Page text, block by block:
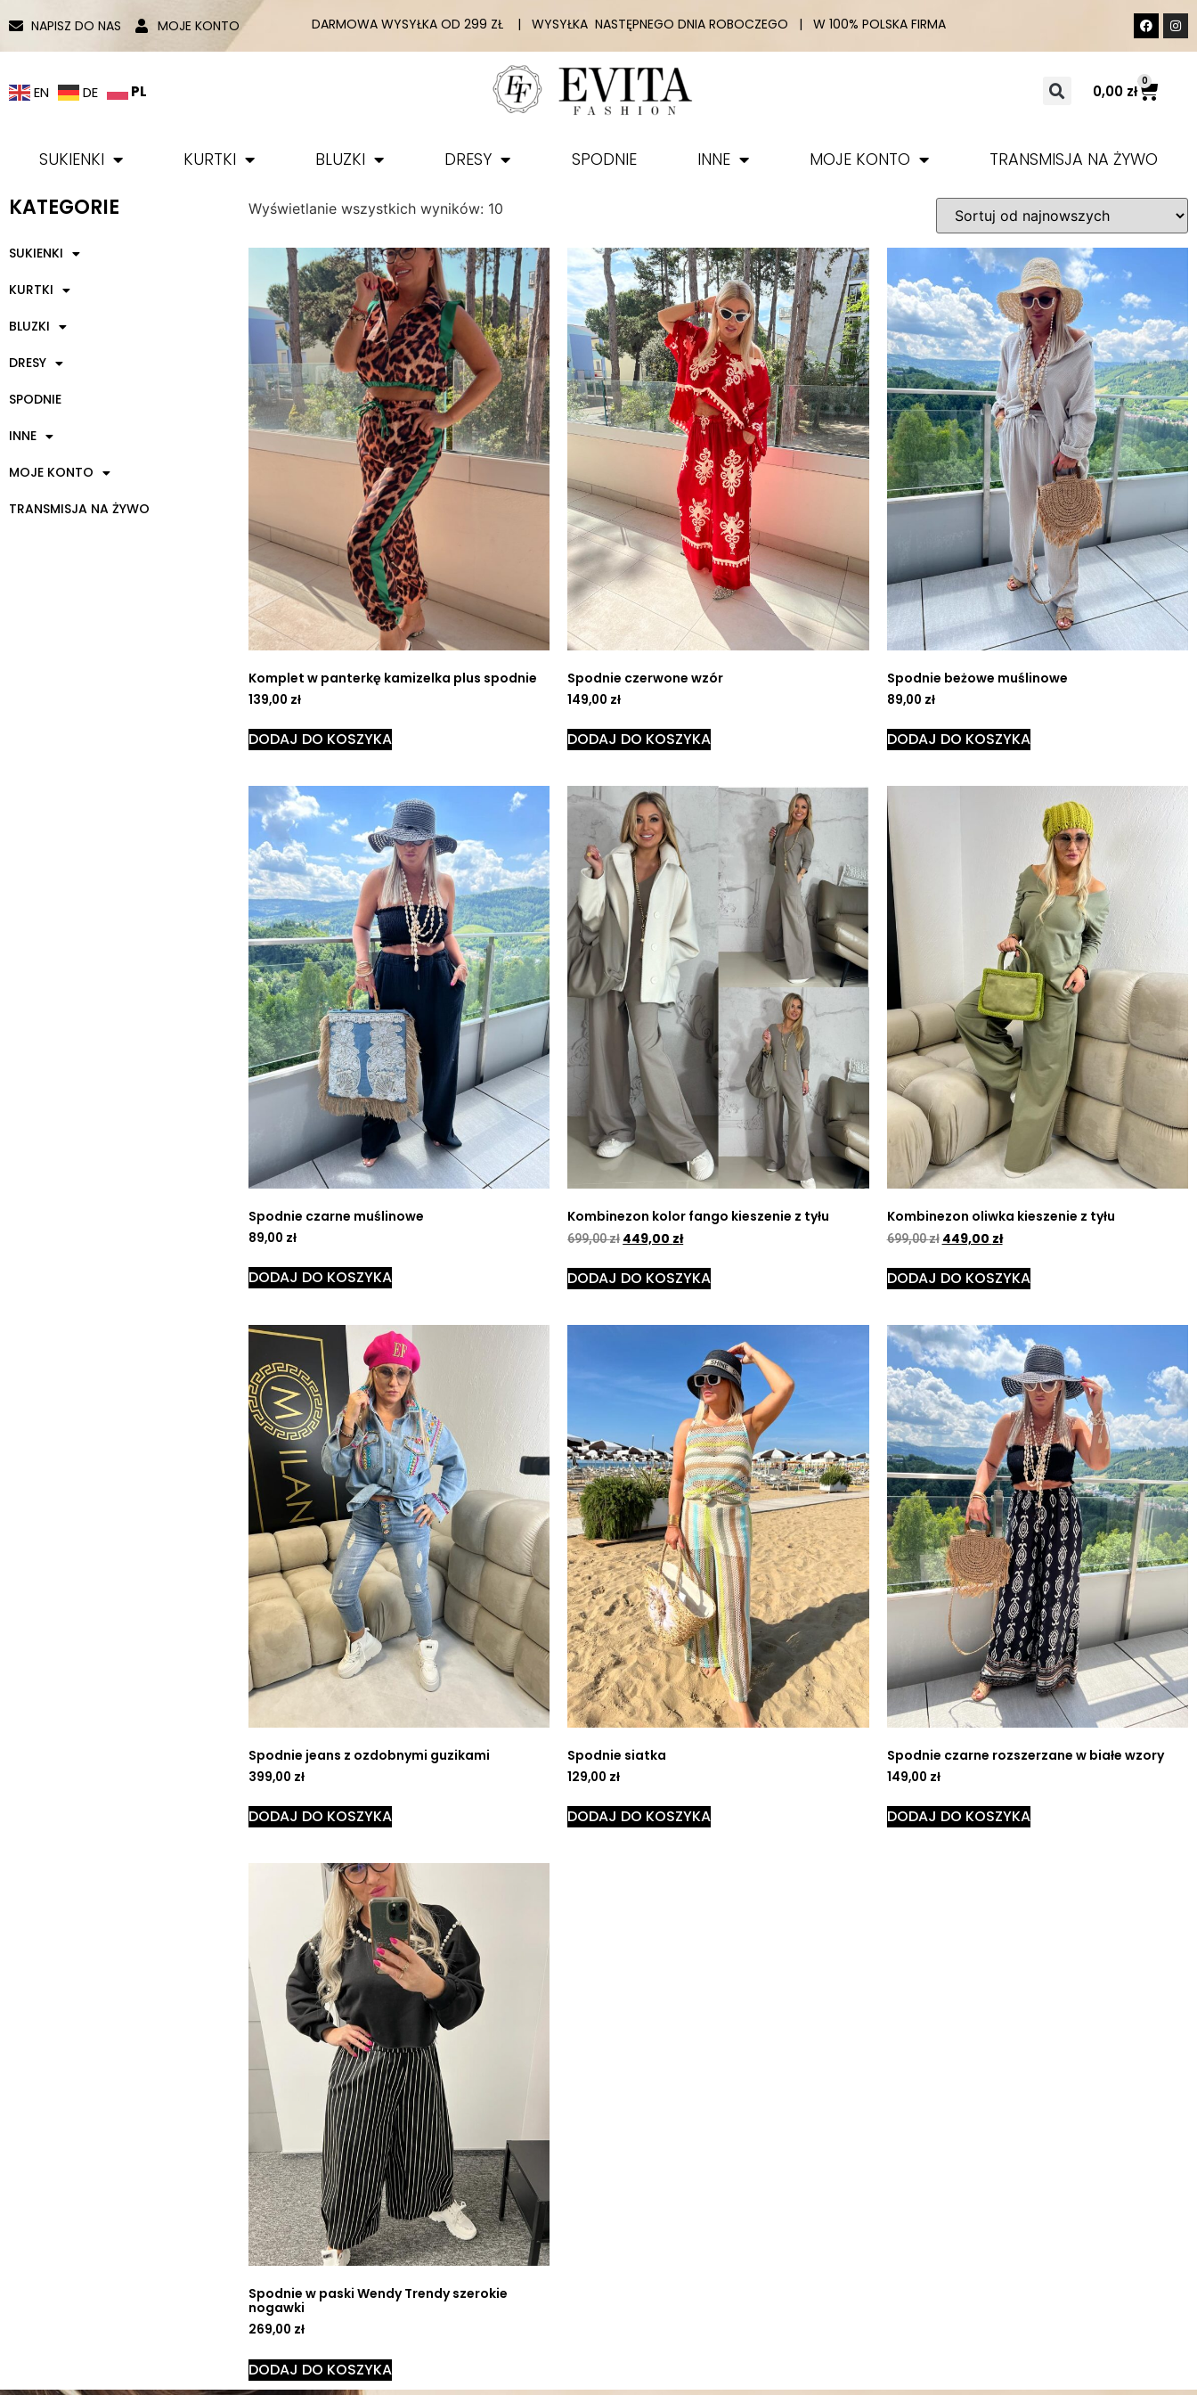
NAPISZ DO NAS MOJE KONTO DARMOWA WYSYŁKA OD 299 ZŁ | WYSYŁKA NASTĘPNEGO DNIA ROBOCZEGO | W 100% POLSKA FIRMA
EN DE PL 0,00 zł
0
SUKIENKI KURTKI BLUZKI DRESY SPODNIE INNE MOJE KONTO TRANSMISJA NA ŻYWO
KATEGORIE
SUKIENKI
KURTKI
BLUZKI
DRESY
SPODNIE
INNE
MOJE KONTO
TRANSMISJA NA ŻYWO
Wyświetlanie wszystkich wyników: 10
Komplet w panterkę kamizelka plus spodnie
139,00 zł
DODAJ DO KOSZYKA
Spodnie czerwone wzór
149,00 zł
DODAJ DO KOSZYKA
Spodnie beżowe muślinowe
89,00 zł
DODAJ DO KOSZYKA
Spodnie czarne muślinowe
89,00 zł
DODAJ DO KOSZYKA
Kombinezon kolor fango kieszenie z tyłu
699,00zł 449,00 zł
DODAJ DO KOSZYKA
Kombinezon oliwka kieszenie z tyłu
699,00zł 449,00 zł
DODAJ DO KOSZYKA
Spodnie jeans z ozdobnymi guzikami
399,00 zł
DODAJ DO KOSZYKA
Spodnie siatka
129,00 zł
DODAJ DO KOSZYKA
Spodnie czarne rozszerzane w białe wzory
149,00 zł
DODAJ DO KOSZYKA
Spodnie w paski Wendy Trendy szerokie
nogawki
269,00 zł
DODAJ DO KOSZYKA